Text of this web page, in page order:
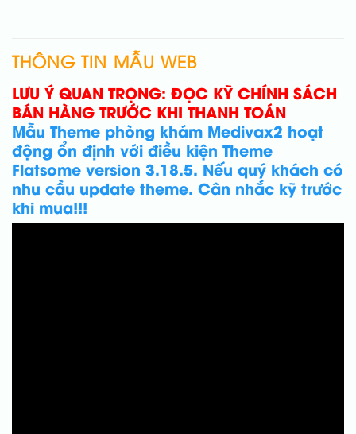
THÔNG TIN MẪU WEB
LƯU Ý QUAN TRỌNG: ĐỌC KỸ CHÍNH SÁCH
BÁN HÀNG TRƯỚC KHI THANH TOÁN
Mẫu Theme phòng khám Medivax2 hoạt
động ổn định với điều kiện Theme
Flatsome version 3.18.5. Nếu quý khách có
nhu cầu update theme. Cân nhắc kỹ trước
khi mua!!!